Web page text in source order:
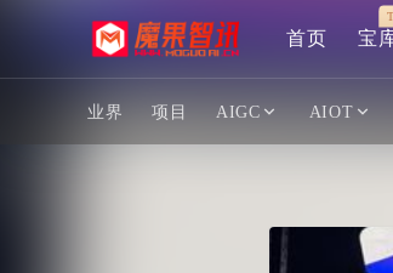
首页 宝
业界 项目 AIGC AIOT